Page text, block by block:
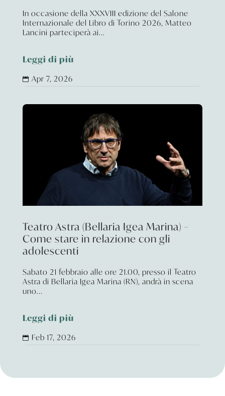
In occasione della XXXVIII edizione del Salone
Internazionale del Libro di Torino 2026, Matteo
Lancini parteciperà ai...
Leggi di più
 Apr 7, 2026
Teatro Astra (Bellaria Igea Marina) –
Come stare in relazione con gli
adolescenti
Sabato 21 febbraio alle ore 21.00, presso il Teatro
Astra di Bellaria Igea Marina (RN), andrà in scena
uno...
Leggi di più
 Feb 17, 2026